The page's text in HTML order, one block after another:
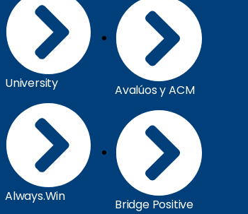
University
Always.Win
Avalúos y ACM
Bridge Positive